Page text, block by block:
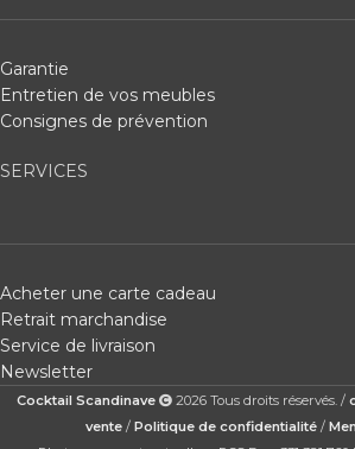
Garantie
Entretien de vos meubles
Consignes de prévention
SERVICES
Acheter une carte cadeau
Retrait marchandise
Service de livraison
Newsletter
Cocktail Scandinave 2026 Tous droits réservés. /
vente/ Politique de confidentialité/